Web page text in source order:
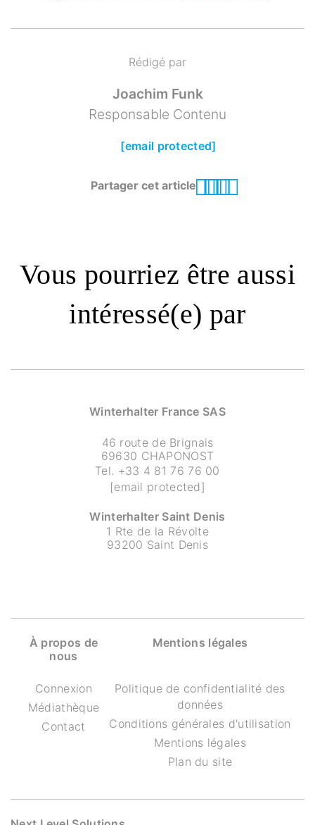
Rédigé par
Joachim Funk
Responsable Contenu
[email protected]
Partager cet article
Vous pourriez être aussi
intéressé(e) par
Winterhalter France SAS
46 route de Brignais
69630 CHAPONOST
Tel. +33 4 81 76 76 00
[email protected]
Winterhalter Saint Denis
1 Rte de la Révolte
93200 Saint Denis
À propos de
nous
Connexion
Médiathèque
Contact
Mentions légales
Politique de confidentialité des
données
Conditions générales d'utilisation
Mentions légales
Plan du site